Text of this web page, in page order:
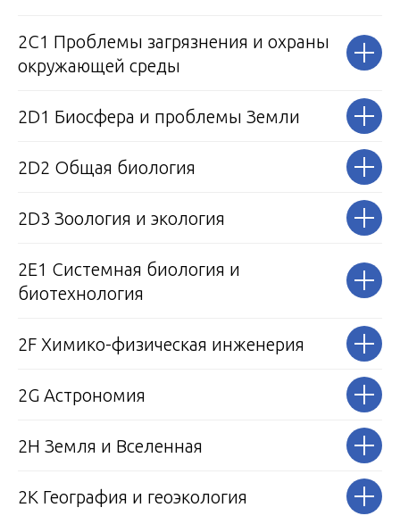
2С1 Проблемы загрязнения и охраны
окружающей среды
2D1 Биосфера и проблемы Земли
2D2 Общая биология
2D3 Зоология и экология
2Е1 Системная биология и
биотехнология
2F Химико-физическая инженерия
2G Астрономия
2H Земля и Вселенная
2K География и геоэкология